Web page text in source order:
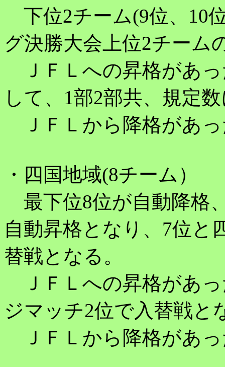
下位2チーム(9位、10
グ決勝大会上位2チーム
ＪＦＬへの昇格があ
して、1部2部共、規定
ＪＦＬから降格があ
・四国地域(8チーム）
最下位8位が自動降格
自動昇格となり、7位と
替戦となる。
ＪＦＬへの昇格があ
ジマッチ2位で入替戦と
ＪＦＬから降格があ